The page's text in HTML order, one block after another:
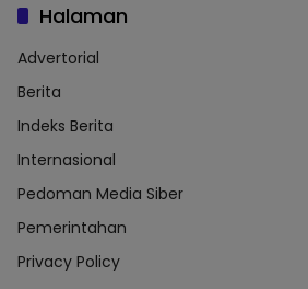
Halaman
Advertorial
Berita
Indeks Berita
Internasional
Pedoman Media Siber
Pemerintahan
Privacy Policy